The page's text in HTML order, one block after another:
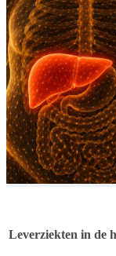
Leverziekten in de